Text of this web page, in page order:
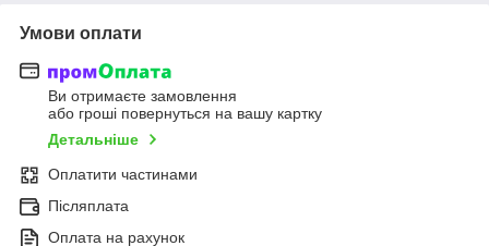
Умови оплати
Ви отримаєте замовлення
або гроші повернуться на вашу картку
Детальніше
Оплатити частинами
Післяплата
Оплата на рахунок